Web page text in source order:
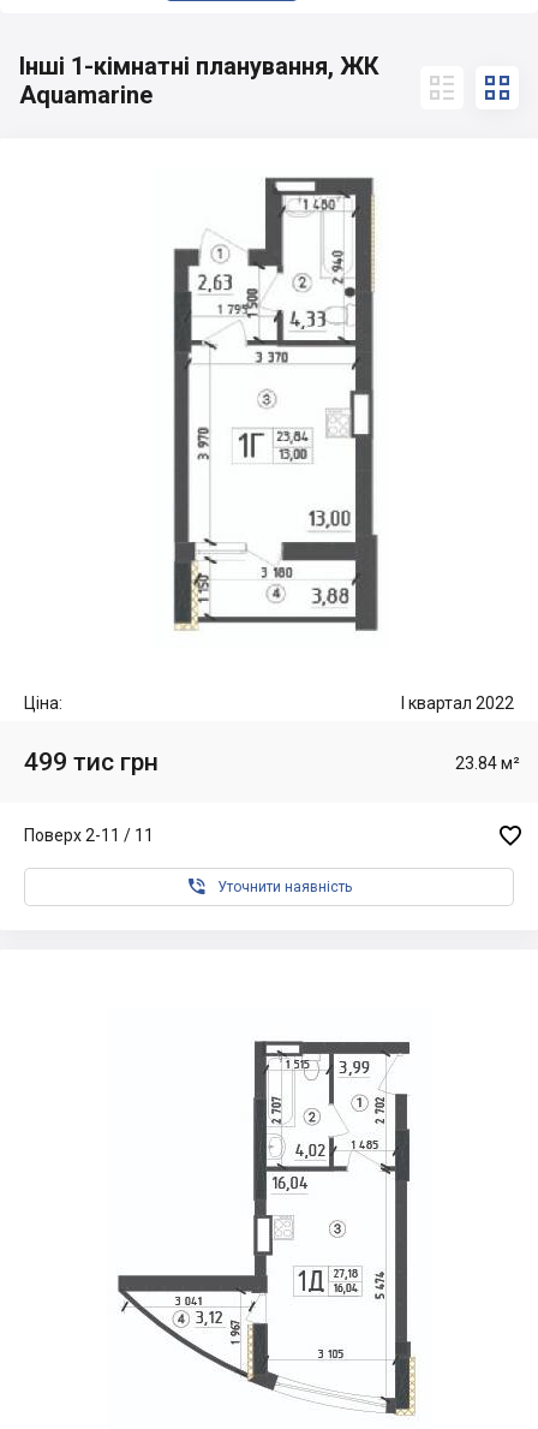
Інші 1-кімнатні планування, ЖК
Aquamarine
 
Ціна: I квартал 2022
499 тис грн 23.84 м²
Поверх 2-11 / 11 
 Уточнити наявність